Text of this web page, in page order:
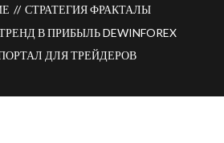
СТРАТЕГИЯ ФРАКТАЛЫ
В ПРИБЫЛЬ DEWINFOREX
ПОРТАЛ ДЛЯ ТРЕЙДЕРОВ